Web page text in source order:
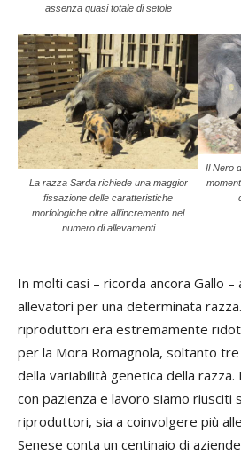
assenza quasi totale di setole
La razza Sarda richiede una maggior
fissazione delle caratteristiche
morfologiche oltre all’incremento nel
numero di allevamenti
Il Nero
In molti casi – ricorda ancora Gallo
allevatori per una determinata
riproduttori era estremamente
per la Mora Romagnola, soltanto
della variabilità genetica della
con pazienza e lavoro siamo riusciti
riproduttori, sia a coinvolgere più
Senese conta un centinaio di